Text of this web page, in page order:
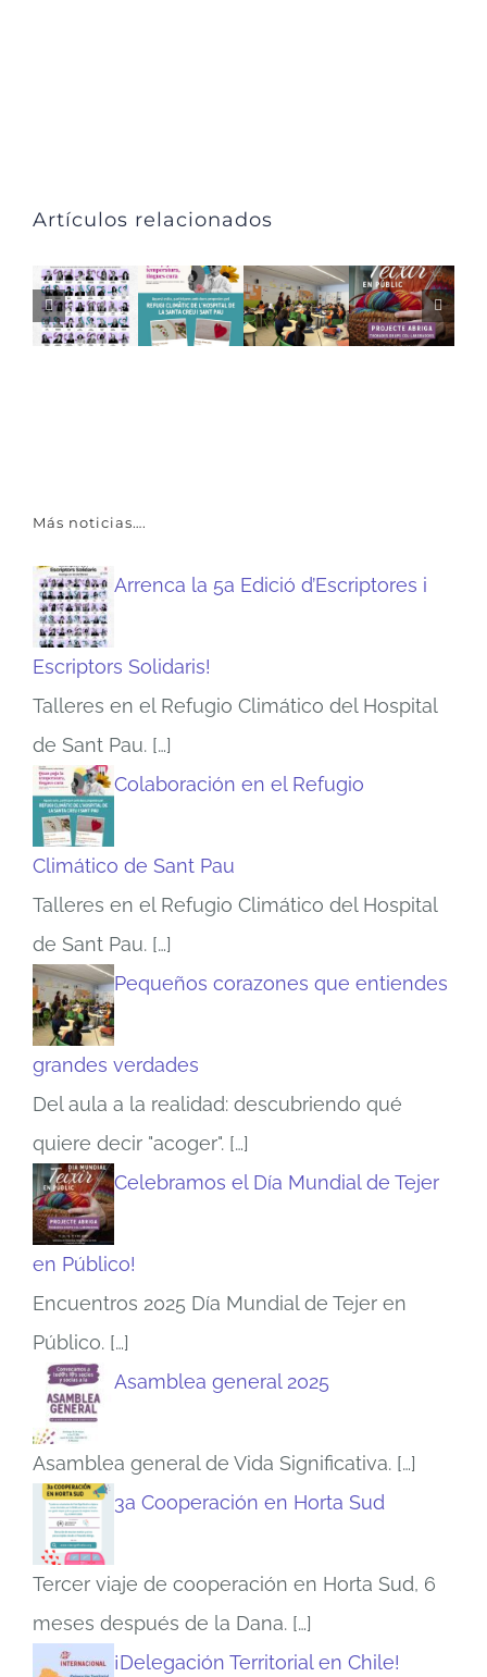
Artículos relacionados
Arrenca
Edició
d’Escriptores
i
Colaboración
Refugio
Climático
de
corazones
que
entiendes
Mundial
de
Tejer
Más noticias….
Arrenca la 5a Edició d’Escriptores i
Escriptors Solidaris!
Talleres en el Refugio Climático del Hospital
de Sant Pau. […]
Colaboración en el Refugio
Climático de Sant Pau
Talleres en el Refugio Climático del Hospital
de Sant Pau. […]
Pequeños corazones que entiendes
grandes verdades
Del aula a la realidad: descubriendo qué
quiere decir "acoger". […]
Celebramos el Día Mundial de Tejer
en Público!
Encuentros 2025 Día Mundial de Tejer en
Público. […]
Asamblea general 2025
Asamblea general de Vida Significativa. […]
3a Cooperación en Horta Sud
Tercer viaje de cooperación en Horta Sud, 6
meses después de la Dana. […]
¡Delegación Territorial en Chile!